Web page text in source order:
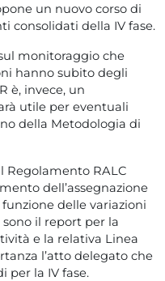
un nuovo corso di
consolidati della IV fase.
monitoraggio che
hanno subito degli
è, invece, un
utile per eventuali
della Metodologia di
Regolamento RALC
dell’assegnazione
delle variazioni
il report per la
e la relativa Linea
l’atto delegato che
per la IV fase.